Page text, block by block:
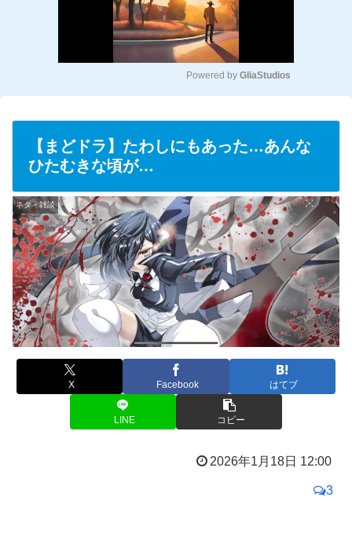
u
e
Powered by GliaStudios
【まどドラ】たわしにもあった…あんな
ひたむきな頃が…
ネタ・雑談
X Facebook はてブ
LINE コピー
2026年1月18日 12:00
3